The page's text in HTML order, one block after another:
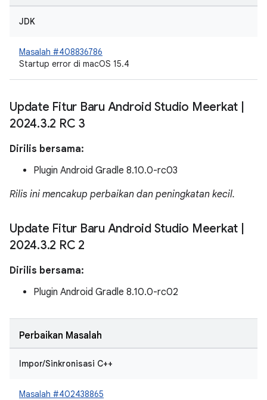
JDK
Masalah #408836786
Startup error di macOS 15.4
Update Fitur Baru Android Studio Meerkat
2024.3.2 RC 3
Dirilis bersama:
Plugin Android Gradle 8.10.0-rc03
Rilis ini mencakup perbaikan dan peningkatan kecil.
Update Fitur Baru Android Studio Meerkat
2024.3.2 RC 2
Dirilis bersama:
Plugin Android Gradle 8.10.0-rc02
Perbaikan Masalah
Impor/Sinkronisasi C++
Masalah #402438865